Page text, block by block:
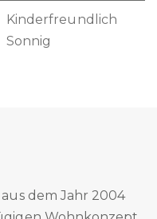
Kinderfreundlich
Sonnig
dem Jahr 2004